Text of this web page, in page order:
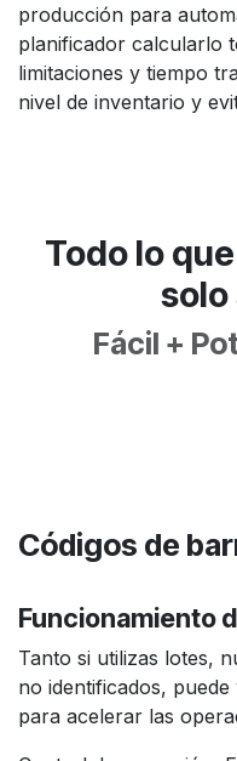
producción para
planificador calcularlo
limitaciones y tiempo
nivel de inventario y
Todo lo
Fácil +
Códigos de
Funcionamiento
Tanto si utilizas lotes,
no identificados,
para acelerar las